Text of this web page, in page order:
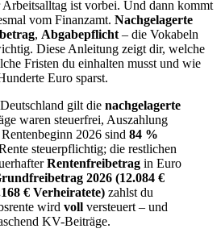
Arbeitsalltag ist vorbei. Und dann kommt
vom Finanzamt. Nachgelagerte
, Abgabepflicht – die Vokabeln
Diese Anleitung zeigt dir, welche
Fristen du einhalten musst und wie
Euro sparst.
gilt die nachgelagerte
waren steuerfrei, Auszahlung
2026 sind 84 %
steuerpflichtig; die restlichen
Rentenfreibetrag in Euro
2026 (12.084 €
€ Verheiratete) zahlst du
wird voll versteuert – und
KV-Beiträge.